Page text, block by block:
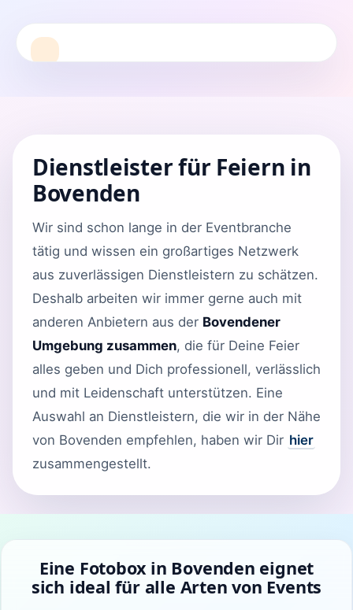
Dienstleister für Feiern in
Bovenden
Wir sind schon lange in der Eventbranche
tätig und wissen ein großartiges Netzwerk
aus zuverlässigen Dienstleistern zu schätzen.
Deshalb arbeiten wir immer gerne auch mit
anderen Anbietern aus der Bovendener
Umgebung zusammen, die für Deine Feier
alles geben und Dich professionell, verlässlich
und mit Leidenschaft unterstützen. Eine
Auswahl an Dienstleistern, die wir in der Nähe
von Bovenden empfehlen, haben wir Dir hier
zusammengestellt.
Eine Fotobox in Bovenden eignet
sich ideal für alle Arten von Events